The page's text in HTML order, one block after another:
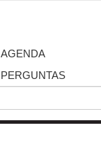
AGENDA
PERGUNTAS